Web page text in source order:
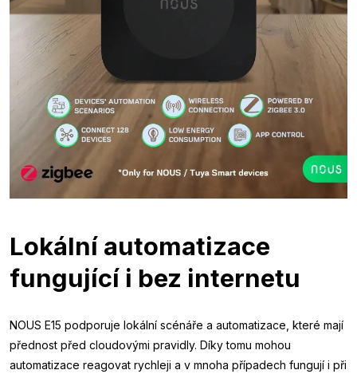
Lokální automatizace
fungující i bez internetu
NOUS E15 podporuje lokální scénáře a automatizace, které mají
přednost před cloudovými pravidly. Díky tomu mohou
automatizace reagovat rychleji a v mnoha případech fungují i při